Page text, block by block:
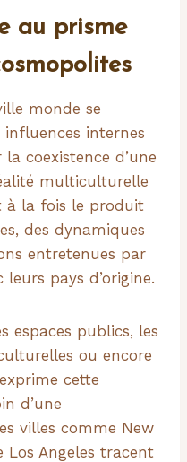
au prisme
monde se
internes
coexistence d’une
multiculturelle
à la fois le produit
des dynamiques
entretenues par
pays d’origine.
espaces publics, les
ou encore
cette
d’une
villes comme New
Los Angeles tracent